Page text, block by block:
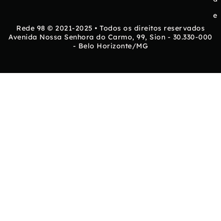
e
Rede 98 © 2021-2025 • Todos os direitos reservados
Avenida Nossa Senhora do Carmo, 99, Sion - 30.330-000
- Belo Horizonte/MG